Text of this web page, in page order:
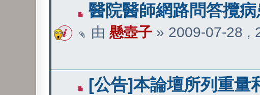
醫院醫師網路問答攬
由 懸壺子 » 2009-07-28 ,
[公告]本論壇所列重量